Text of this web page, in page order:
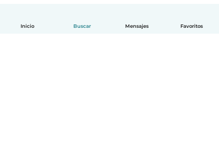
Inicio Buscar Mensajes Favoritos